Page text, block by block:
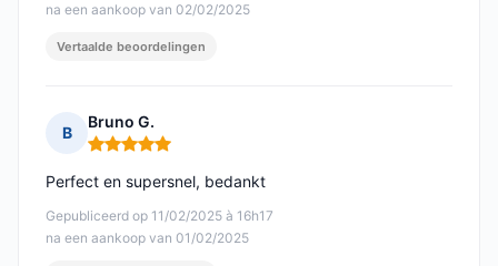
na een aankoop van 02/02/2025
Vertaalde beoordelingen
B
Bruno G.
Opmerking: 5 van 5
Gepubliceerd op 11/02/2025 à 16h17
na een aankoop van 01/02/2025
Perfect en supersnel, bedankt